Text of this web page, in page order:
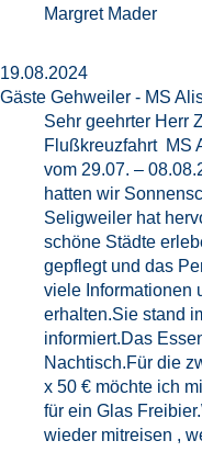
Margret Mader
19.08.2024
Gäste Gehweiler - MS
Sehr geehrter Herr
Flußkreuzfahrt MS
vom 29.07. –
hatten wir
Seligweiler hat
schöne Städte
gepflegt und das
viele Informationen
erhalten.Sie stand
informiert.Das
Nachtisch.Für die
x 50 € möchte ich
für ein Glas
wieder mitreisen ,